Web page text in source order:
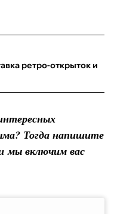
ретро-открыток и
Тогда напишите
мы включим вас